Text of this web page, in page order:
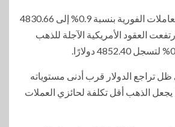
وصعد الذهب في المعاملات الفورية بنسبة 0.9% إلى 4830.66
العقود الأمريكية الآجلة للذهب
ظل تراجع الدولار قرب أدنى مستوياته
الذهب أقل تكلفة لحائزي العملات